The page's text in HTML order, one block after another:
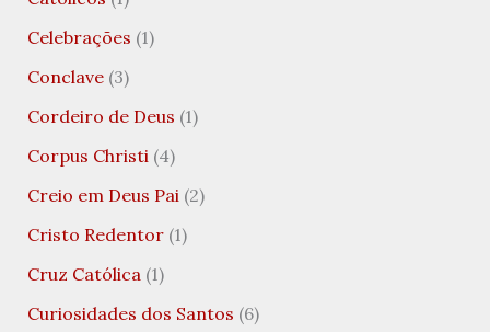
Celebrações (1)
Conclave(3)
Cordeiro de Deus (1)
Corpus Christi(4)
Creio em Deus Pai(2)
Cristo Redentor(1)
Cruz Católica(1)
Curiosidades dos Santos (6)